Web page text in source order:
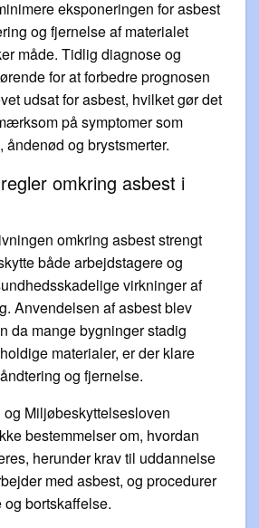
eksponeringen for asbest
og fjernelse af materialet
måde. Tidlig diagnose og
for at forbedre prognosen
udsat for asbest, hvilket gør det
på symptomer som
og brystsmerter.
omkring asbest i
omkring asbest strengt
både arbejdstagere og
virkninger af
Anvendelsen af asbest blev
da mange bygninger stadig
materialer, er der klare
og fjernelse.
Miljøbeskyttelsesloven
bestemmelser om, hvordan
herunder krav til uddannelse
med asbest, og procedurer
bortskaffelse.